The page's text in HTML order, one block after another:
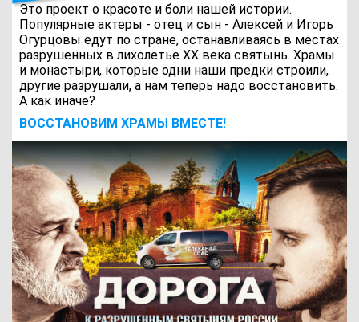
Это проект о красоте и боли нашей истории.
Популярные актеры - отец и сын - Алексей и Игорь
Огурцовы едут по стране, останавливаясь в местах
разрушенных в лихолетье ХХ века святынь. Храмы
и монастыри, которые одни наши предки строили,
другие разрушали, а нам теперь надо восстановить.
А как иначе?
ВОCСТАНОВИМ ХРАМЫ ВМЕСТЕ!